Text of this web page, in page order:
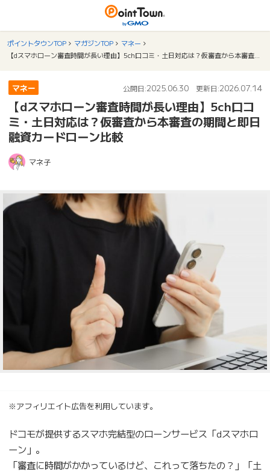
ポイントタウンTOP マガジンTOP
マネー
マネー 公開日:2025.06.30 更新日:2026.07.14
【dスマホローン審査時間が長い理由】5ch口コ
ミ・土日対応は？仮審査から本審査の期間と即日
融資カードローン比較
マネ子
※アフィリエイト広告を利用しています。
ドコモが提供するスマホ完結型のローンサービス「dスマホロ
ーン」。
「審査に時間がかかっているけど、これって落ちたの？」「土